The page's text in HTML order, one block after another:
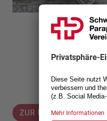
ZUR UMFRAGE